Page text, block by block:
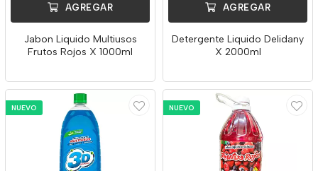
AGREGAR
Jabon Liquido Multiusos
Frutos Rojos X 1000ml
AGREGAR
Detergente Liquido Delidany
X 2000ml
NUEVO NUEVO